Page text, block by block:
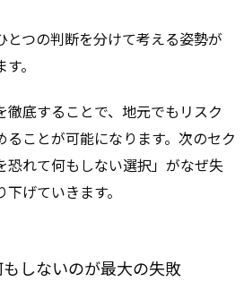
つの判断を分けて考える姿勢が
。
徹底することで、地元でもリスク
ことが可能になります。次のセク
恐れて何もしない選択」がなぜ失
げていきます。
しないのが最大の失敗